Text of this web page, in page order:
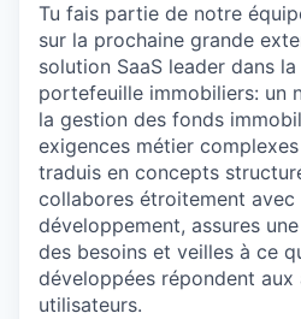
Tu fais partie de notre
sur la prochaine grande
solution SaaS leader dans
portefeuille immobiliers: un
la gestion des fonds
exigences métier
traduis en concepts
collabores étroitement
développement, assures
des besoins et veilles à ce
développées répondent aux
utilisateurs.